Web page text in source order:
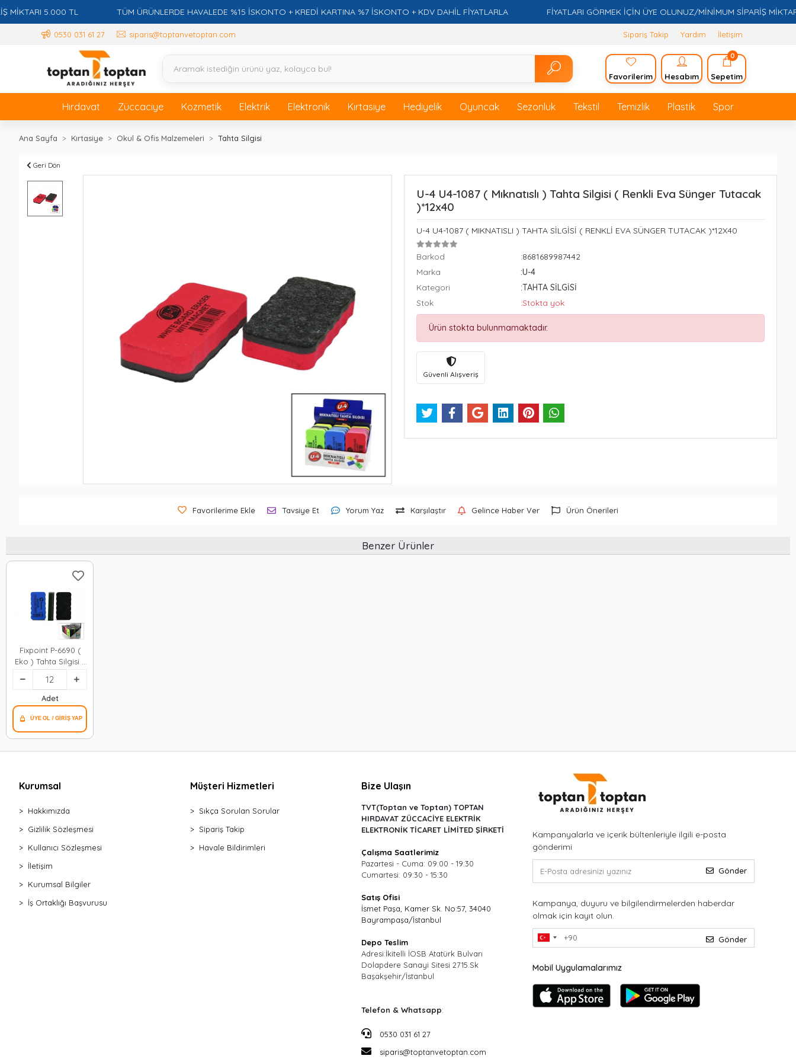
5.000 TL TÜM ÜRÜNLERDE HAVALEDE %15 İSKONTO + KREDİ KARTINA %7 İSKONTO + KDV DAHİL FİYATLARLA FİYATLARI GÖRMEK İÇİN ÜYE OLUNUZ/MİNİMUM SİPARİŞ MİKTARI
0530 031 61 27 siparis@toptanvetoptan.com Sipariş Takip Yardım İletişim
Favorilerim Hesabım
0
Sepetim
Hırdavat Züccaciye Kozmetik Elektrik Elektronik Kırtasiye Hediyelik Oyuncak Sezonluk Tekstil Temizlik Plastik Spor
Ana Sayfa Kırtasiye Okul & Ofis Malzemeleri Tahta Silgisi
Geri Dön
U-4 U4-1087 ( Mıknatıslı ) Tahta Silgisi ( Renkli Eva Sünger Tutacak
)*12x40
U-4 U4-1087 ( MIKNATISLI ) TAHTA SİLGİSİ ( RENKLİ EVA SÜNGER TUTACAK )*12X40
Barkod
:8681689987442
Marka
:U-4
Kategori
:TAHTA SİLGİSİ
Stok
:Stokta yok
Ürün stokta bulunmamaktadır.
Güvenli Alışveriş
Favorilerime Ekle Tavsiye Et Yorum Yaz Karşılaştır Gelince Haber Ver Ürün Önerileri
Benzer Ürünler
Fixpoint P-6690 (
Eko ) Tahta Silgisi (
Renkli Plastik
Tutacak )*12x40
Adet
Kurumsal
Hakkımızda
Gizlilik Sözleşmesi
Kullanıcı Sözleşmesi
İletişim
Kurumsal Bilgiler
İş Ortaklığı Başvurusu
Müşteri Hizmetleri
Sıkça Sorulan Sorular
Sipariş Takip
Havale Bildirimleri
Bize Ulaşın
TVT(Toptan ve Toptan) TOPTAN
HIRDAVAT ZÜCCACİYE ELEKTRİK
ELEKTRONİK TİCARET LİMİTED ŞİRKETİ
Çalışma Saatlerimiz
Pazartesi - Cuma: 09:00 - 19:30
Cumartesi: 09:30 - 15:30
Satış Ofisi
İsmet Paşa, Kamer Sk. No:57, 34040
Bayrampaşa/İstanbul
Depo Teslim
Adresi:İkitelli İOSB Atatürk Bulvarı
Dolapdere Sanayi Sitesi 2715.Sk
Başakşehir/İstanbul
Telefon & Whatsapp:
0530 031 61 27
siparis@toptanvetoptan.com
Kampanyalarla ve içerik bültenleriyle ilgili e-posta
gönderimi
Gönder
Kampanya, duyuru ve bilgilendirmelerden haberdar
olmak için kayıt olun.
Gönder
Mobil Uygulamalarımız